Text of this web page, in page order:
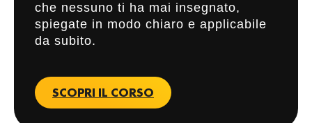
che nessuno ti ha mai insegnato,
spiegate in modo chiaro e applicabile
da subito.
SCOPRI IL CORSO